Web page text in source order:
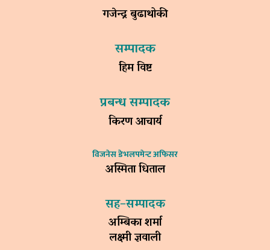
गजेन्द्र बुढाथोकी
सम्पादक
हिम विष्ट
प्रबन्ध सम्पादक
किरण आचार्य
विजनेस डेभलपमेन्ट अफिसर
अस्मिता धिताल
सह–सम्पादक
अम्बिका शर्मा
लक्ष्मी ज्ञवाली